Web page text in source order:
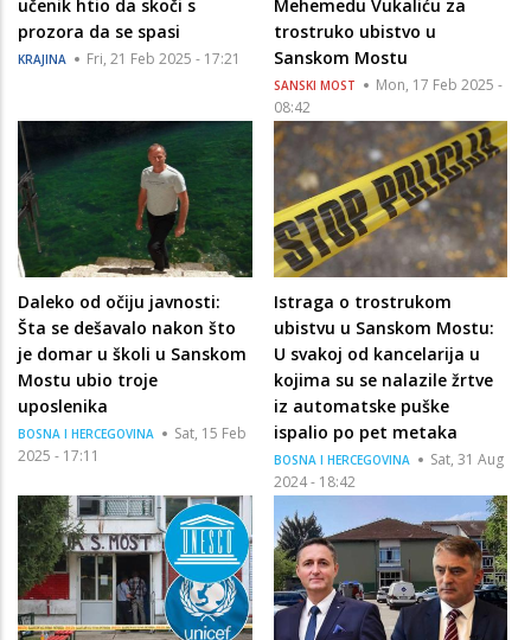
učenik htio da skoči s
prozora da se spasi
KRAJINA Fri, 21 Feb 2025 - 17:21
Mehemedu Vukaliću za
trostruko ubistvo u
Sanskom Mostu
SANSKI MOST
Mon, 17 Feb 2025 -
08:42
Daleko od očiju javnosti:
Šta se dešavalo nakon što
je domar u školi u Sanskom
Mostu ubio troje
uposlenika
BOSNA I HERCEGOVINA
Sat, 15 Feb
2025 - 17:11
Istraga o trostrukom
ubistvu u Sanskom Mostu:
U svakoj od kancelarija u
kojima su se nalazile žrtve
iz automatske puške
ispalio po pet metaka
BOSNA I HERCEGOVINA
Sat, 31 Aug
2024 - 18:42